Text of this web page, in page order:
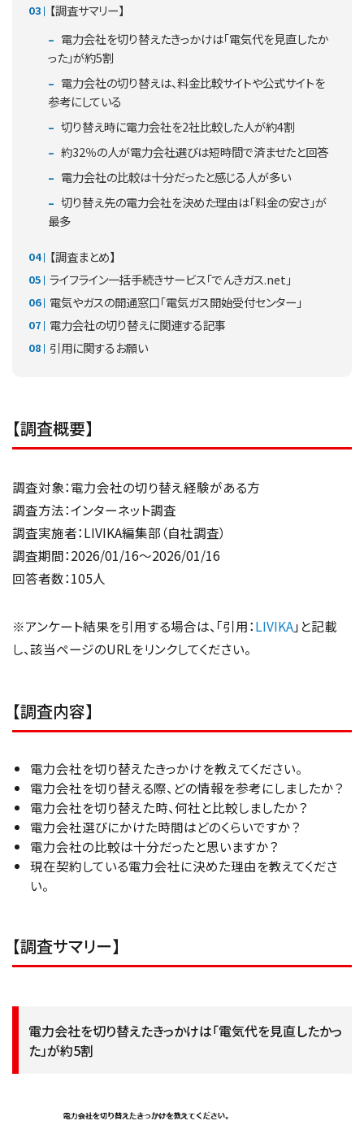
【調査サマリー】
電力会社を切り替えたきっかけは「電気代を見直したか
った」が約5割
電力会社の切り替えは、料金比較サイトや公式サイトを
参考にしている
切り替え時に電力会社を2社比較した人が約4割
約32％の人が電力会社選びは短時間で済ませたと回答
電力会社の比較は十分だったと感じる人が多い
切り替え先の電力会社を決めた理由は「料金の安さ」が
最多
【調査まとめ】
ライフライン一括手続きサービス「でんきガス.net」
電気やガスの開通窓口「電気ガス開始受付センター」
電力会社の切り替えに関連する記事
引用に関するお願い
【調査概要】
調査対象：電力会社の切り替え経験がある方
調査方法：インターネット調査
調査実施者：LIVIKA編集部（自社調査）
調査期間：2026/01/16～2026/01/16
回答者数：105人
※アンケート結果を引用する場合は、「引用：LIVIKA」と記載
し、該当ページのURLをリンクしてください。
【調査内容】
電力会社を切り替えたきっかけを教えてください。
電力会社を切り替える際、どの情報を参考にしましたか？
電力会社を切り替えた時、何社と比較しましたか？
電力会社選びにかけた時間はどのくらいですか？
電力会社の比較は十分だったと思いますか？
現在契約している電力会社に決めた理由を教えてくださ
い。
【調査サマリー】
電力会社を切り替えたきっかけは「電気代を見直したかっ
た」が約5割